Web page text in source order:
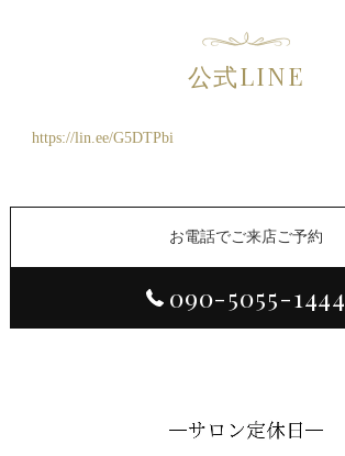
公式LINE
https://lin.ee/G5DTPbi
お電話でご来店ご予約
090-5055-1444